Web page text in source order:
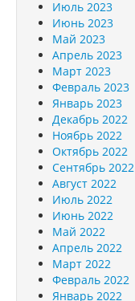
Июль 2023
Июнь 2023
Май 2023
Апрель 2023
Март 2023
Февраль 2023
Январь 2023
Декабрь 2022
Ноябрь 2022
Октябрь 2022
Сентябрь 2022
Август 2022
Июль 2022
Июнь 2022
Май 2022
Апрель 2022
Март 2022
Февраль 2022
Январь 2022